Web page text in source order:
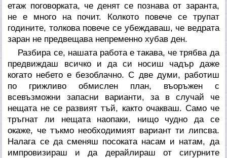
етаж поговорката, че денят се познава от заранта,
не е много на почит. Колкото повече се трупат
годините, толкова повече се убеждаваш, че ведрата
заран не предвещава непременно хубав ден.
Разбира се, нашата работа е такава, че трябва да
предвиждаш всичко и да си носиш чадър даже
когато небето е безоблачно. С две думи, работиш
по грижливо обмислен план, въоръжен с
всевъзможни запасни варианти, за в случай че
нещата не се развият тъй, както очакваш. Само че
тръгнат ли нещата наопаки, нищо чудно да се
окаже, че тъкмо необходимият вариант ти липсва.
Налага се да сменяш посоката насам и натам, да
импровизираш и да дерайлираш от сигурните